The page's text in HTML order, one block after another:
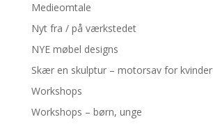
Medieomtale
Nyt fra / på værkstedet
NYE møbel designs
Skær en skulptur – motorsav for kvinder
Workshops
Workshops – børn, unge